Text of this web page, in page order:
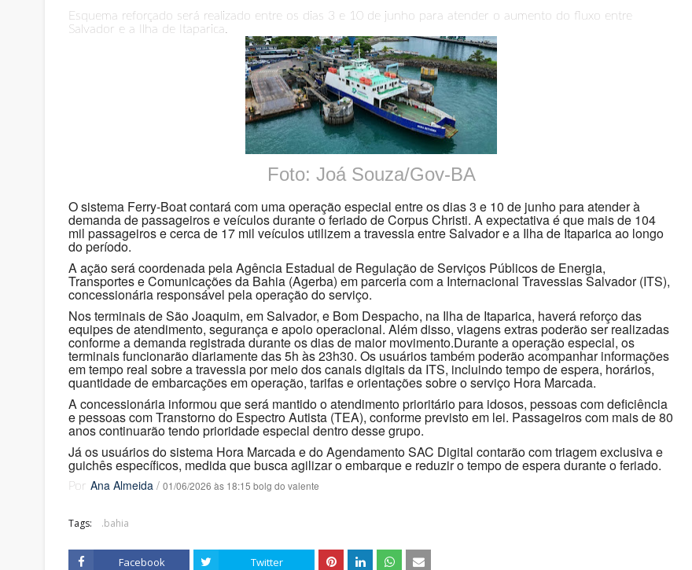
Esquema reforçado será realizado entre os dias 3 e 10 de junho para atender o aumento do fluxo entre
Salvador e a Ilha de Itaparica.
Foto: Joá Souza/Gov-BA
O sistema Ferry-Boat contará com uma operação especial entre os dias 3 e 10 de junho para atender à
demanda de passageiros e veículos durante o feriado de Corpus Christi. A expectativa é que mais de 104
mil passageiros e cerca de 17 mil veículos utilizem a travessia entre Salvador e a Ilha de Itaparica ao longo
do período.
A ação será coordenada pela Agência Estadual de Regulação de Serviços Públicos de Energia,
Transportes e Comunicações da Bahia (Agerba) em parceria com a Internacional Travessias Salvador (ITS),
concessionária responsável pela operação do serviço.
Nos terminais de São Joaquim, em Salvador, e Bom Despacho, na Ilha de Itaparica, haverá reforço das
equipes de atendimento, segurança e apoio operacional. Além disso, viagens extras poderão ser realizadas
conforme a demanda registrada durante os dias de maior movimento.Durante a operação especial, os
terminais funcionarão diariamente das 5h às 23h30. Os usuários também poderão acompanhar informações
em tempo real sobre a travessia por meio dos canais digitais da ITS, incluindo tempo de espera, horários,
quantidade de embarcações em operação, tarifas e orientações sobre o serviço Hora Marcada.
A concessionária informou que será mantido o atendimento prioritário para idosos, pessoas com deficiência
e pessoas com Transtorno do Espectro Autista (TEA), conforme previsto em lei. Passageiros com mais de 80
anos continuarão tendo prioridade especial dentro desse grupo.
Já os usuários do sistema Hora Marcada e do Agendamento SAC Digital contarão com triagem exclusiva e
guichês específicos, medida que busca agilizar o embarque e reduzir o tempo de espera durante o feriado.
Por Ana Almeida / 01/06/2026 às 18:15 bolg do valente
Tags: .bahia
Facebook Twitter